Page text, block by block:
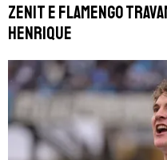
Zenit e Flamengo
Henrique